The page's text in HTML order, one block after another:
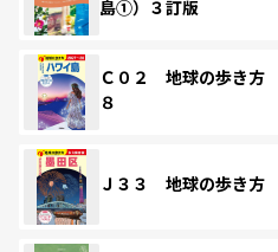
島①）３訂版
Ｃ０２ 地球の歩き方
８
Ｊ３３ 地球の歩き方